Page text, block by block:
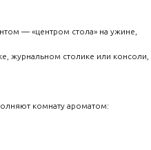
— «центром стола» на ужине,
журнальном столике или консоли,
комнату ароматом: